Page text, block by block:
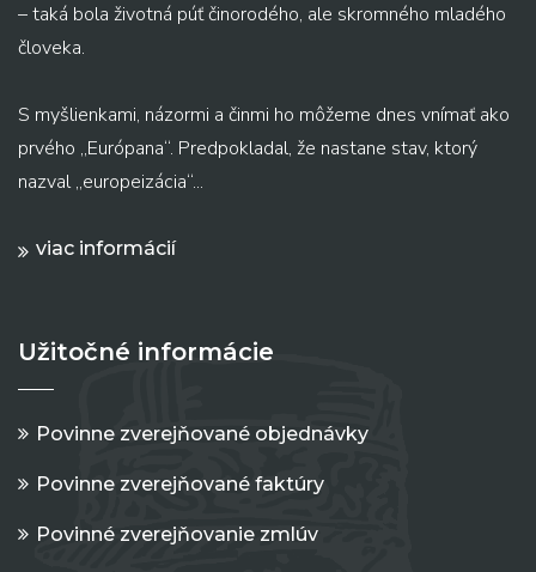
– taká bola životná púť činorodého, ale skromného mladého
človeka.
S myšlienkami, názormi a činmi ho môžeme dnes vnímať ako
prvého „Európana“. Predpokladal, že nastane stav, ktorý
nazval „europeizácia“...
viac informácií
Užitočné informácie
Povinne zverejňované objednávky
Povinne zverejňované faktúry
Povinné zverejňovanie zmlúv